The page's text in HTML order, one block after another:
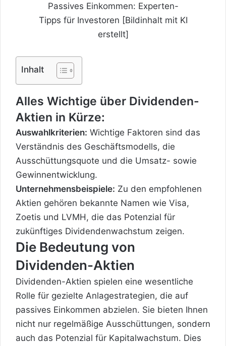
Passives Einkommen: Experten-
Tipps für Investoren [Bildinhalt mit KI
erstellt]
Inhalt
Alles Wichtige über Dividenden-
Aktien in Kürze:
Auswahlkriterien: Wichtige Faktoren sind das
Verständnis des Geschäftsmodells, die
Ausschüttungsquote und die Umsatz- sowie
Gewinnentwicklung.
Unternehmensbeispiele: Zu den empfohlenen
Aktien gehören bekannte Namen wie Visa,
Zoetis und LVMH, die das Potenzial für
zukünftiges Dividendenwachstum zeigen.
Die Bedeutung von
Dividenden-Aktien
Dividenden-Aktien spielen eine wesentliche
Rolle für gezielte Anlagestrategien, die auf
passives Einkommen abzielen. Sie bieten Ihnen
nicht nur regelmäßige Ausschüttungen, sondern
auch das Potenzial für Kapitalwachstum. Dies